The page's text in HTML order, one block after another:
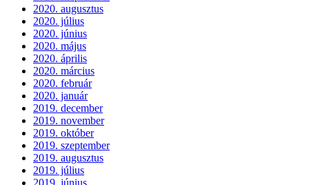
2020. augusztus
2020. július
2020. június
2020. május
2020. április
2020. március
2020. február
2020. január
2019. december
2019. november
2019. október
2019. szeptember
2019. augusztus
2019. július